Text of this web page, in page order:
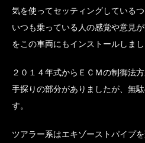
気を使ってセッティングしている
いつも乗っている人の感覚や意見
をこの車両にもインストールしまし
２０１４年式からＥＣＭの制御法
手探りの部分がありましたが、無
す。
ツアラー系はエキゾーストパイプ